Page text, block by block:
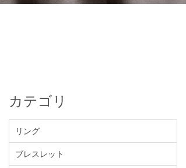
カテゴリ
リング
ブレスレット